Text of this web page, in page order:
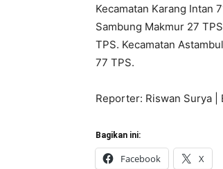
Kecamatan Karang Intan
Sambung Makmur 27
TPS. Kecamatan
77 TPS.
Reporter: Riswan Surya |
Bagikan ini:
Facebook X